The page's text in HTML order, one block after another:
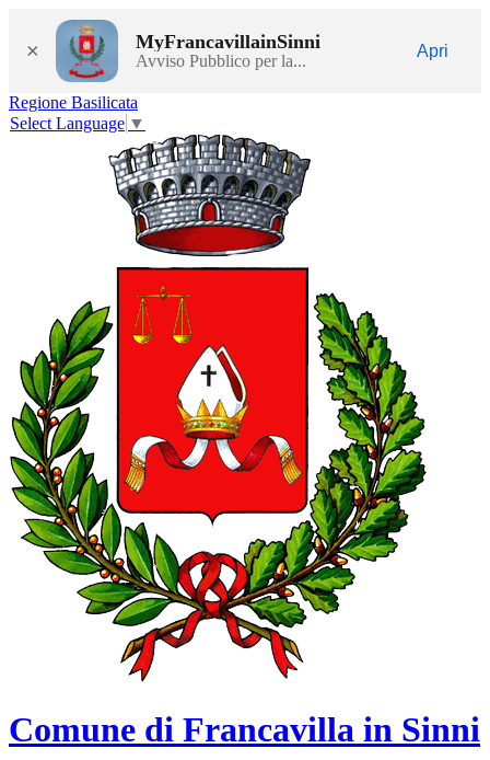
× MyFrancavillainSinni
Avviso Pubblico per la...
Apri
Regione Basilicata
Select Language ▼
Comune di Francavilla in Sinni